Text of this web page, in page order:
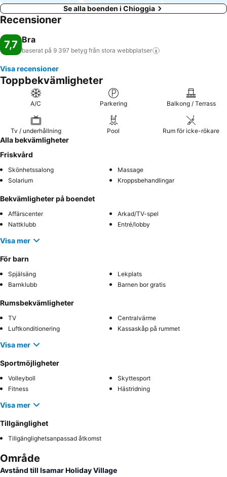
Se alla boenden i Chioggia
Recensioner
7,7 Bra
baserat på 9 397 betyg från stora webbplatser
Visa recensioner
Toppbekvämligheter
A/C Parkering Balkong / Terrass
Tv / underhållning Pool Rum för icke-rökare
Alla bekvämligheter
Friskvård
Skönhetssalong
Massage
Solarium
Kroppsbehandlingar
Bekvämligheter på boendet
Affärscenter
Arkad/TV-spel
Nattklubb
Entré/lobby
Visa mer
För barn
Spjälsäng
Lekplats
Barnklubb
Barnen bor gratis
Rumsbekvämligheter
TV
Centralvärme
Luftkonditionering
Kassaskåp på rummet
Visa mer
Sportmöjligheter
Volleyboll
Skyttesport
Fitness
Hästridning
Visa mer
Tillgänglighet
Tillgänglighetsanpassad åtkomst
Område
Avstånd till Isamar Holiday Village